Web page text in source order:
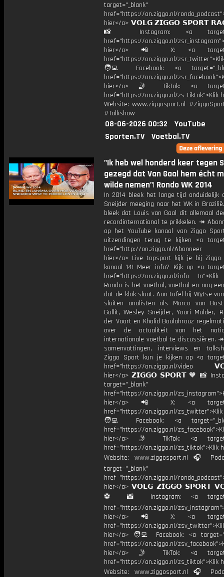
target="_blank"
href="https://on.ziggo.nl/
hier</a> 𝗩𝗢𝗟𝗚 𝗭𝗜𝗚𝗚𝗢 𝗦𝗣𝗢𝗥𝗧
📸 Instagram: <a
href="https://on.ziggo.nl/
hier</a> 📲 X: <a
href="https://on.ziggo.nl/
🧑‍💻 Facebook: <a
href="https://on.ziggo.nl/
hier</a> 🤳 TikTok: <a
href="https://on.ziggo.nl/zs_tiktok">Klik
Website: www.ziggosport.nl
#Talkshow
08-06-2026 00:32
YouTube
Sporten.TV
Voetbal.TV
"Ik heb wel honderd keer tegen
gezegd dat Van Gaal hem écht
wilde nemen"| Rondo WK 2014
In 2014 bleek het lange tijd onduidelijk
Sneijder meeging naar het WK in
bleek dat Louis van Gaal dit allemaal
recordinternational te prikkelen. ↠
op het YouTube kanaal van Ziggo
uitzendingen terug te kijken <a
href="http://on.ziggo.nl/
hier</a> Live topsport kijk je bij
kanaal 14! Meer info? Kijk op <a
href="https://on.ziggo.nl/info
Rondo is het voetbal, voetbal en nog
dat de klok slaat. Aan tafel bij Wytse
sluiten analisten als Marco van
Gullit, Wesley Sneijder, Youri Mulder,
der Vaart en Khalid Boulahrouz
over de actualiteit van het
internationale voetbal te discussiëren.
samenvattingen, interviews en
Ziggo Sport kun je kijken op <a
href="https://on.ziggo.nl/video
hier</a> 𝗭𝗜𝗚𝗚𝗢 𝗦𝗣𝗢𝗥𝗧 🧡 📸
target="_blank"
href="https://on.ziggo.nl/
hier</a> 📲 X: <a
href="https://on.ziggo.nl/
🧑‍💻 Facebook: <a
href="https://on.ziggo.nl/
hier</a> 🤳 TikTok: <a
href="https://on.ziggo.nl/zs_tiktok">Klik
Website: www.ziggosport.nl 🎧
target="_blank"
href="https://on.ziggo.nl/
hier</a> 𝗩𝗢𝗟𝗚 𝗭𝗜𝗚𝗚𝗢 𝗦𝗣𝗢𝗥𝗧
⚽️ 📸 Instagram: <a
href="https://on.ziggo.nl/
hier</a> 📲 X: <a
href="https://on.ziggo.nl/
hier</a> 🧑‍💻 Facebook: <a
href="https://on.ziggo.nl/
hier</a> 🤳 TikTok: <a
href="https://on.ziggo.nl/zs_tiktok">Klik
Website: www.ziggosport.nl 🎧